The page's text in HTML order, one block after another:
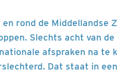
en rond de Middellandse
Slechts acht van
afspraken na te
Dat staat in